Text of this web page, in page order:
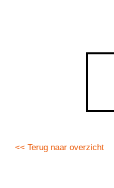
<< Terug naar overzicht